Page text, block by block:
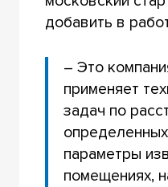
добавить в
– Это
применяет
задач по
параметры
помещениях,